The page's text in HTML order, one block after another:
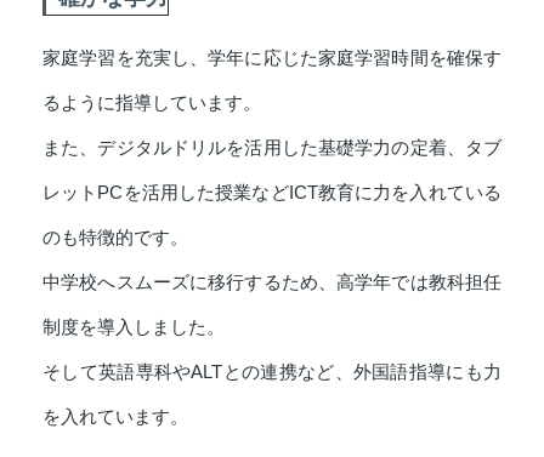
家庭学習を充実し、学年に応じた家庭学習時間を確保す
るように指導しています。
また、デジタルドリルを活用した基礎学力の定着、タブ
レットPCを活用した授業などICT教育に力を入れている
のも特徴的です。
中学校へスムーズに移行するため、高学年では教科担任
制度を導入しました。
そして英語専科やALTとの連携など、外国語指導にも力
を入れています。